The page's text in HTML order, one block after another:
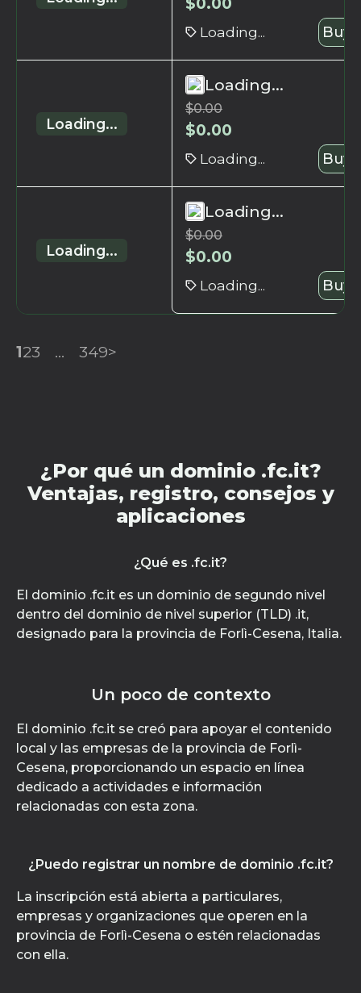
Loading... Buy
Loading...
Loading...
$0.00
$0.00
Loading... Buy
Loading...
Loading...
$0.00
$0.00
Loading... Buy
123 ... 349>
¿Por qué un dominio .fc.it?
Ventajas, registro, consejos y
aplicaciones
¿Qué es .fc.it?
El dominio .fc.it es un dominio de segundo nivel
dentro del dominio de nivel superior (TLD) .it,
designado para la provincia de Forlì-Cesena, Italia.
Un poco de contexto
El dominio .fc.it se creó para apoyar el contenido
local y las empresas de la provincia de Forlì-
Cesena, proporcionando un espacio en línea
dedicado a actividades e información
relacionadas con esta zona.
¿Puedo registrar un nombre de dominio .fc.it?
La inscripción está abierta a particulares,
empresas y organizaciones que operen en la
provincia de Forlì-Cesena o estén relacionadas
con ella.